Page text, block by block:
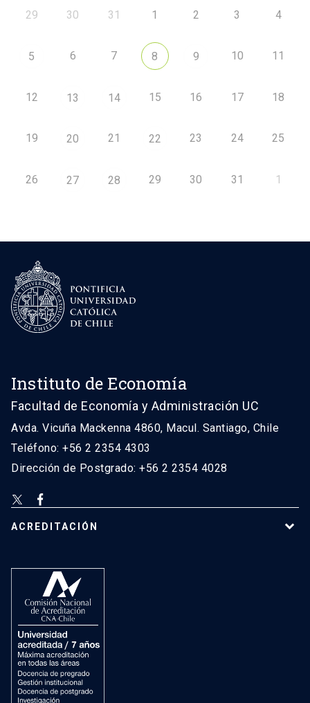
29 30 31 1 2 3 4
5 6 7 8 9 10 11
12 13 14 15 16 17 18
19 20 21 22 23 24 25
26 27 28 29 30 31 1
Instituto de Economía
Facultad de Economía y Administración UC
Avda. Vicuña Mackenna 4860, Macul. Santiago, Chile
Teléfono: +56 2 2354 4303
Dirección de Postgrado: +56 2 2354 4028
ACREDITACIÓN